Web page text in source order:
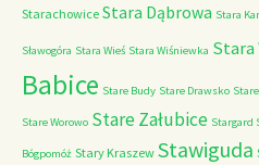
Starachowice Stara Dąbrowa Stara
Sławogóra Stara Wieś Stara Wiśniewka Stara
Babice Stare Budy Stare Drawsko
Stare Worowo Stare Załubice Stargard
Bógpomóż Stary Kraszew Stawiguda